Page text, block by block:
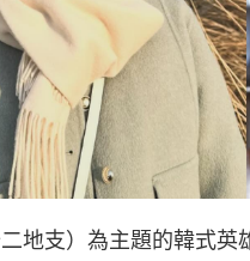
地支）為主題的韓式英